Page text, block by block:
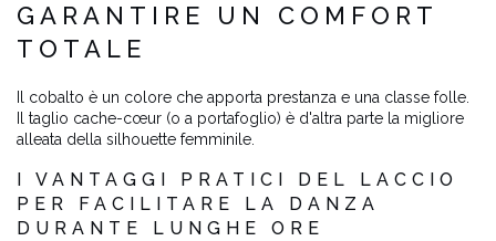
GARANTIRE UN COMFORT
TOTALE
Il cobalto è un colore che apporta prestanza e una classe folle.
Il taglio cache-cœur (o a portafoglio) è d'altra parte la migliore
alleata della silhouette femminile.
I VANTAGGI PRATICI DEL LACCIO
PER FACILITARE LA DANZA
DURANTE LUNGHE ORE